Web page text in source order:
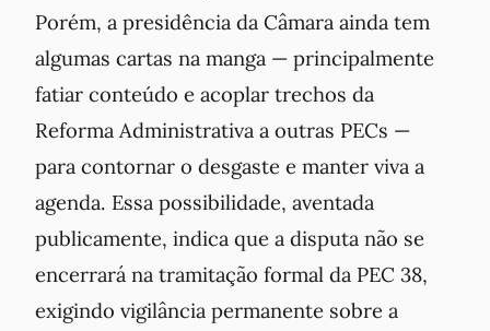
Porém, a presidência da Câmara ainda tem
algumas cartas na manga — principalmente
fatiar conteúdo e acoplar trechos da
Reforma Administrativa a outras PECs —
para contornar o desgaste e manter viva a
agenda. Essa possibilidade, aventada
publicamente, indica que a disputa não se
encerrará na tramitação formal da PEC 38,
exigindo vigilância permanente sobre a